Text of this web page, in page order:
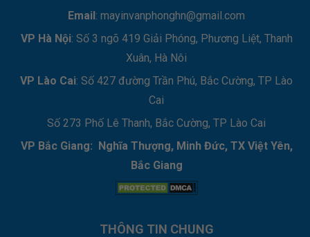
Email: mayinvanphonghn@gmail.com
VP Hà Nội: Số 3 ngõ 419 Giải Phóng, Phương Liệt, Thanh
Xuân, Hà Nôi
VP Lào Cai: Số 427 đường Trần Phú, Bắc Cường, TP Lào
Cai
Số 273 Phố Lê Thanh, Bắc Cường, TP Lào Cai
VP Bắc Giang: Nghĩa Thượng, Minh Đức, TX Việt Yên,
Bắc Giang
THÔNG TIN CHUNG